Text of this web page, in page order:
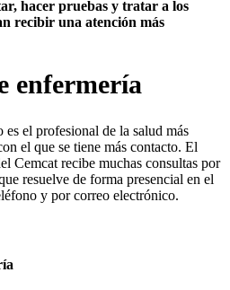
hacer pruebas y tratar a los
recibir una atención más
enfermería
es el profesional de la salud más
el que se tiene más contacto. El
Cemcat recibe muchas consultas por
resuelve de forma presencial en el
y por correo electrónico.